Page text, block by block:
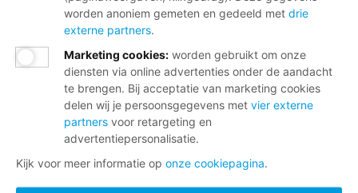
worden anoniem gemeten en gedeeld met drie
externe partners.
Marketing cookies: worden gebruikt om onze
diensten via online advertenties onder de aandacht
te brengen. Bij acceptatie van marketing cookies
delen wij je persoonsgegevens met vier externe
partners voor retargeting en
advertentiepersonalisatie.
Kijk voor meer informatie op onze cookiepagina.